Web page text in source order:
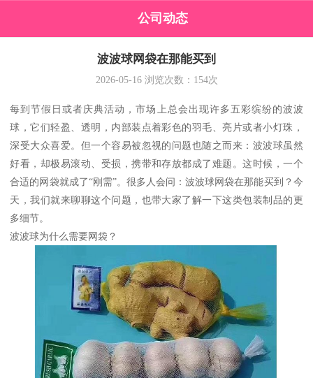
公司动态
波波球网袋在那能买到
2026-05-16浏览次数： 154次
每到节假日或者庆典活动，市场上总会出现许多五彩缤纷的波波
球，它们轻盈、透明，内部装点着彩色的羽毛、亮片或者小灯珠，
深受大众喜爱。但一个容易被忽视的问题也随之而来：波波球虽然
好看，却极易滚动、受损，携带和存放都成了难题。这时候，一个
合适的网袋就成了“刚需”。很多人会问：波波球网袋在那能买到？今
天，我们就来聊聊这个问题，也带大家了解一下这类包装制品的更
多细节。
波波球为什么需要网袋？